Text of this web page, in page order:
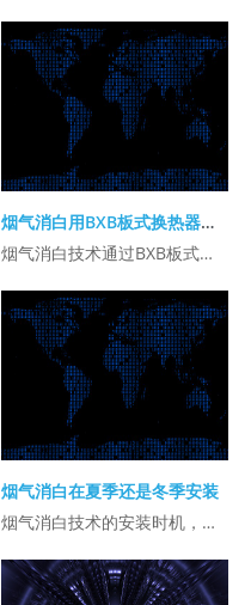
烟气消白用BXB板式换热器进行冷凝消白
烟气消白技术通过BXB板式换热器实现冷凝消白，主要用于去除锅炉或工业烟气中的水蒸 ...
烟气消白在夏季还是冬季安装
烟气消白技术的安装时机，通常取决于以下几个因素：冬季安装的优势：即时效果：冬季是 ...